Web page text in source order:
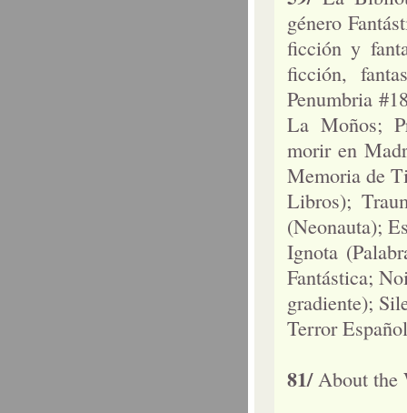
género
ficción y
ficción,
Penumbria
La Moños;
morir en
Memoria de
Libros);
(Neonauta);
Ignota
Fantástica;
gradiente);
Terror
81/About the